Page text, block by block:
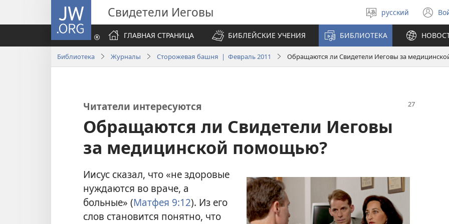
JW.ORG Свидетели Иеговы
Выберите
язык
русский
в
ГЛАВНАЯ СТРАНИЦА
БИБЛЕЙСКИЕ УЧЕНИЯ БИБЛИОТЕКА
Библиотека Журналы Сторожевая башня | Февраль 2011 Обращаются ли Свидетели Иеговы за
Читатели интересуются
Обращаются ли Свидетели Иеговы
за медицинской помощью?
Иисус сказал, что «не здоровые
нуждаются во враче, а
больные» (Матфея 9:12). Из его
слов становится понятно, что